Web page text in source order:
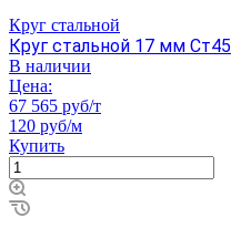
Круг стальной
Круг стальной 17 мм Ст45
В наличии
Цена:
67 565 руб/т
120 руб/м
Купить